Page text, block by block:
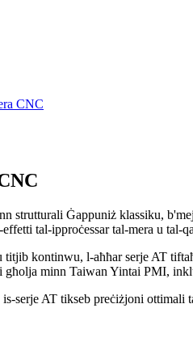
strutturali Ġappuniż klassiku,
tal-ipproċessar tal-mera u tal-
titjib kontinwu, l-aħħar serje AT
minn Taiwan Yintai PMI,
is-serje AT tikseb preċiżjoni